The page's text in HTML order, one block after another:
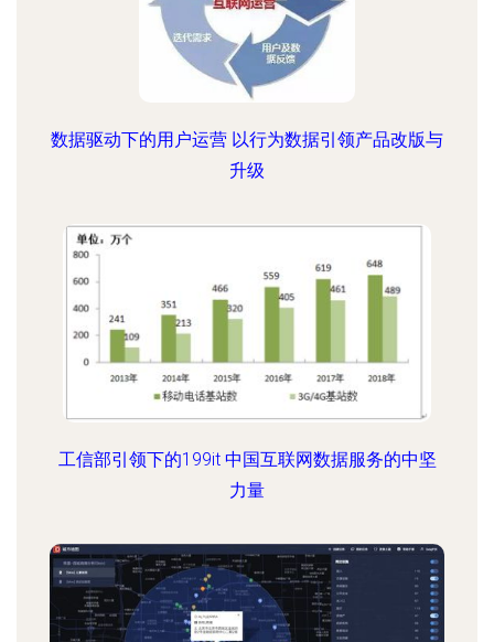
数据驱动下的用户运营 以行为数据引领产品改版与
升级
工信部引领下的199it 中国互联网数据服务的中坚
力量